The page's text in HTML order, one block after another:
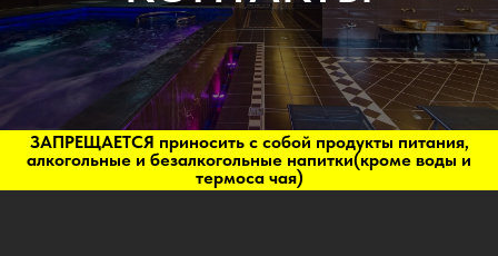
ЗАПРЕЩАЕТСЯ приносить с собой продукты питания,
алкогольные и безалкогольные напитки(кроме воды и
термоса чая)